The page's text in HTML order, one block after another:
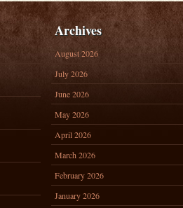
Archives
August 2026
July 2026
June 2026
May 2026
April 2026
March 2026
February 2026
January 2026